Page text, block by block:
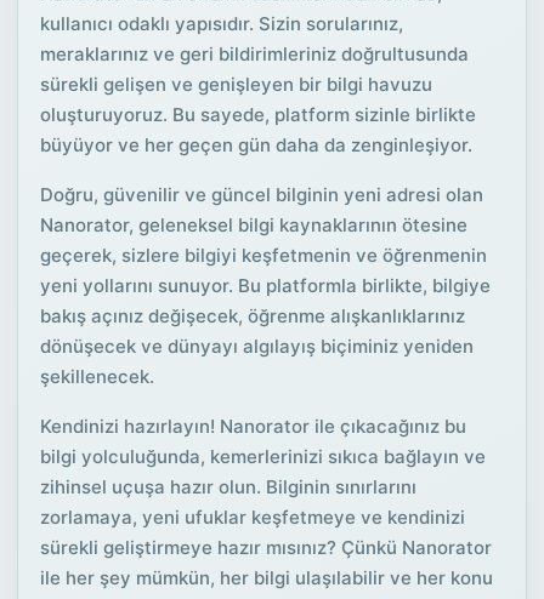
kullanıcı odaklı yapısıdır. Sizin sorularınız,
meraklarınız ve geri bildirimleriniz doğrultusunda
sürekli gelişen ve genişleyen bir bilgi havuzu
oluşturuyoruz. Bu sayede, platform sizinle birlikte
büyüyor ve her geçen gün daha da zenginleşiyor.
Doğru, güvenilir ve güncel bilginin yeni adresi olan
Nanorator, geleneksel bilgi kaynaklarının ötesine
geçerek, sizlere bilgiyi keşfetmenin ve öğrenmenin
yeni yollarını sunuyor. Bu platformla birlikte, bilgiye
bakış açınız değişecek, öğrenme alışkanlıklarınız
dönüşecek ve dünyayı algılayış biçiminiz yeniden
şekillenecek.
Kendinizi hazırlayın! Nanorator ile çıkacağınız bu
bilgi yolculuğunda, kemerlerinizi sıkıca bağlayın ve
zihinsel uçuşa hazır olun. Bilginin sınırlarını
zorlamaya, yeni ufuklar keşfetmeye ve kendinizi
sürekli geliştirmeye hazır mısınız? Çünkü Nanorator
ile her şey mümkün, her bilgi ulaşılabilir ve her konu